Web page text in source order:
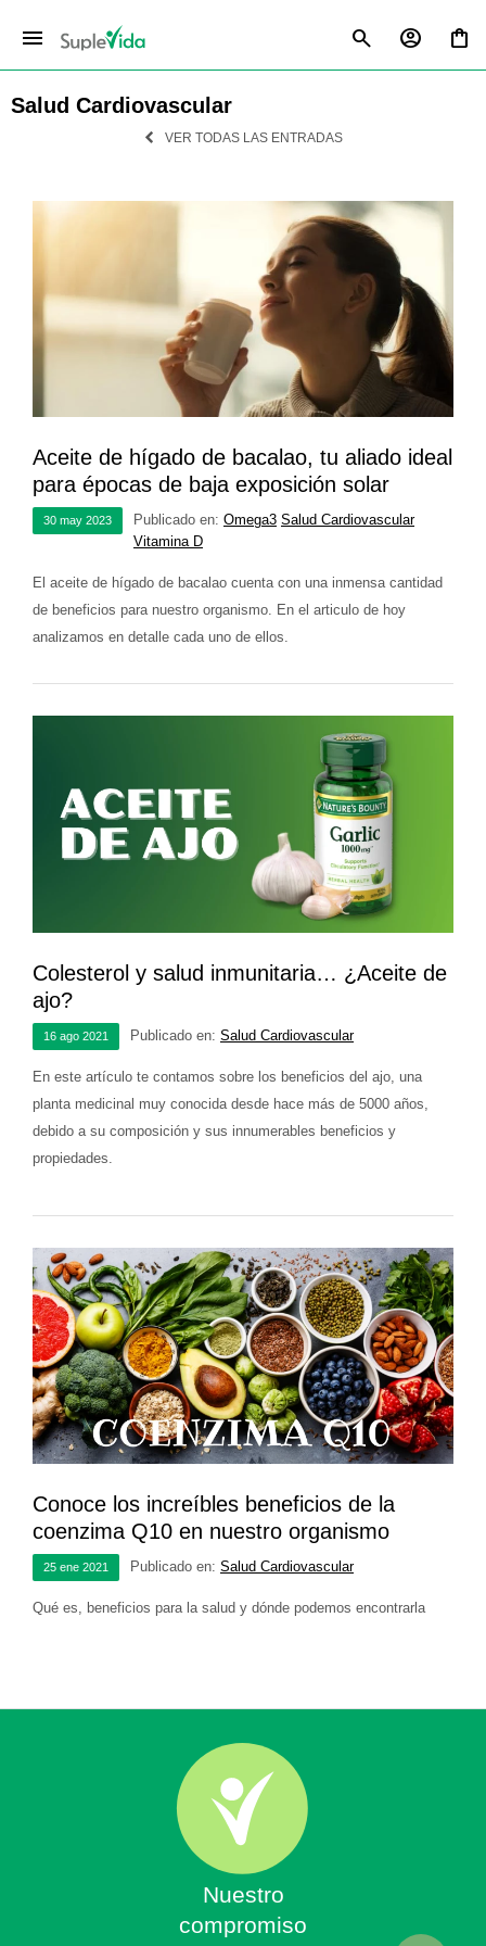
menu
Salud Cardiovascular
VER TODAS LAS ENTRADAS
Aceite de hígado de bacalao, tu aliado ideal
para épocas de baja exposición solar
30 may 2023 Publicado en: Omega3 Salud Cardiovascular
Vitamina D
El aceite de hígado de bacalao cuenta con una inmensa cantidad
de beneficios para nuestro organismo. En el articulo de hoy
analizamos en detalle cada uno de ellos.
Colesterol y salud inmunitaria… ¿Aceite de
ajo?
16 ago 2021 Publicado en: Salud Cardiovascular
En este artículo te contamos sobre los beneficios del ajo, una
planta medicinal muy conocida desde hace más de 5000 años,
debido a su composición y sus innumerables beneficios y
propiedades.
Conoce los increíbles beneficios de la
coenzima Q10 en nuestro organismo
25 ene 2021 Publicado en: Salud Cardiovascular
Qué es, beneficios para la salud y dónde podemos encontrarla
Nuestro
compromiso